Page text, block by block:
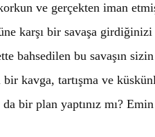
ve gerçekten iman
karşı bir savaşa
bahsedilen bu savaşın
bir kavga, tartışma ve
bir plan yaptınız mı?